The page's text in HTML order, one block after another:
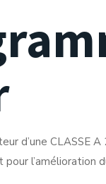
d’une CLASSE
l’amélioration